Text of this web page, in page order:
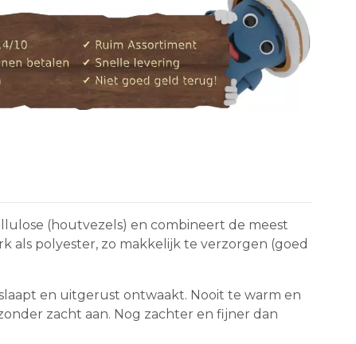
(houtvezels) en combineert de meest
als polyester, zo makkelijk te verzorgen (goed
en uitgerust ontwaakt. Nooit te warm en
zacht aan. Nog zachter en fijner dan